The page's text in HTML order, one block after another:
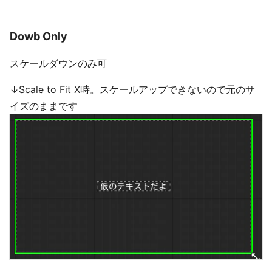
Dowb Only
スケールダウンのみ可
↓Scale to Fit X時。スケールアップできないので元のサ
イズのままです